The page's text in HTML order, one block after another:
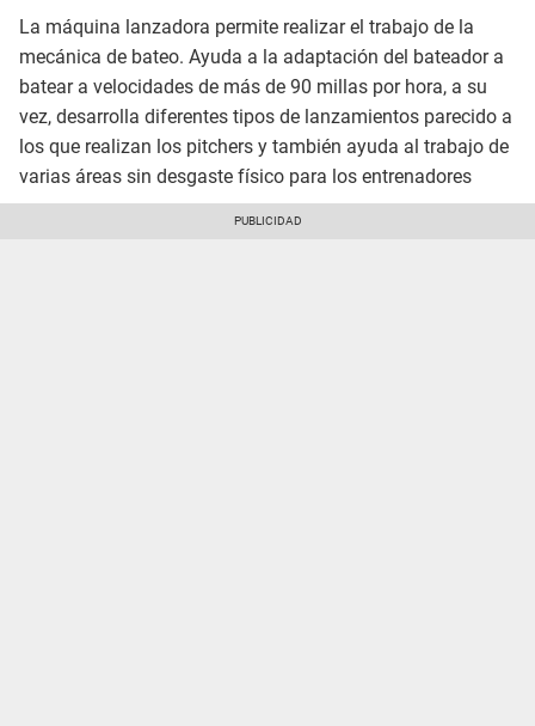
La máquina lanzadora permite realizar el trabajo de la
mecánica de bateo. Ayuda a la adaptación del bateador a
batear a velocidades de más de 90 millas por hora, a su
vez, desarrolla diferentes tipos de lanzamientos parecido a
los que realizan los pitchers y también ayuda al trabajo de
varias áreas sin desgaste físico para los entrenadores